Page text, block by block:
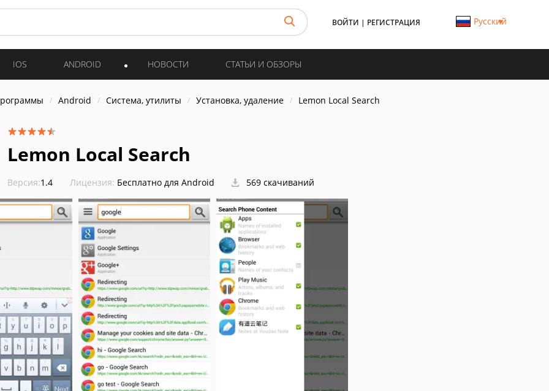
ВОЙТИ | РЕГИСТРАЦИЯ Русский
IOS ANDROID НОВОСТИ СТАТЬИ И ОБЗОРЫ
Android Система, утилиты Установка, удаление Lemon Local Search
Lemon Local Search
Версия:1.4 Лицензия: Бесплатно для Android 569 скачиваний